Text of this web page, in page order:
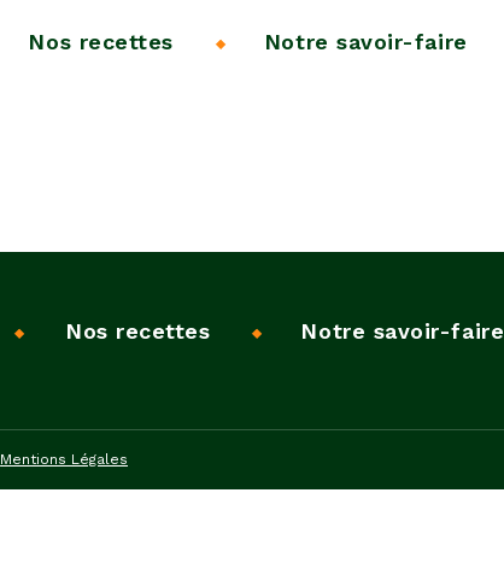
Nos recettes Notre savoir-faire
Nos recettes Notre savoir-faire
Mentions Légales